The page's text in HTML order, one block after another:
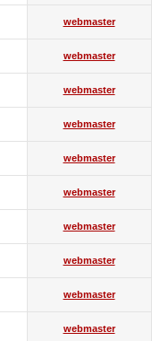
webmaster
webmaster
webmaster
webmaster
webmaster
webmaster
webmaster
webmaster
webmaster
webmaster